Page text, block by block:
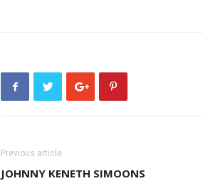
Previous article
JOHNNY KENETH SIMOONS